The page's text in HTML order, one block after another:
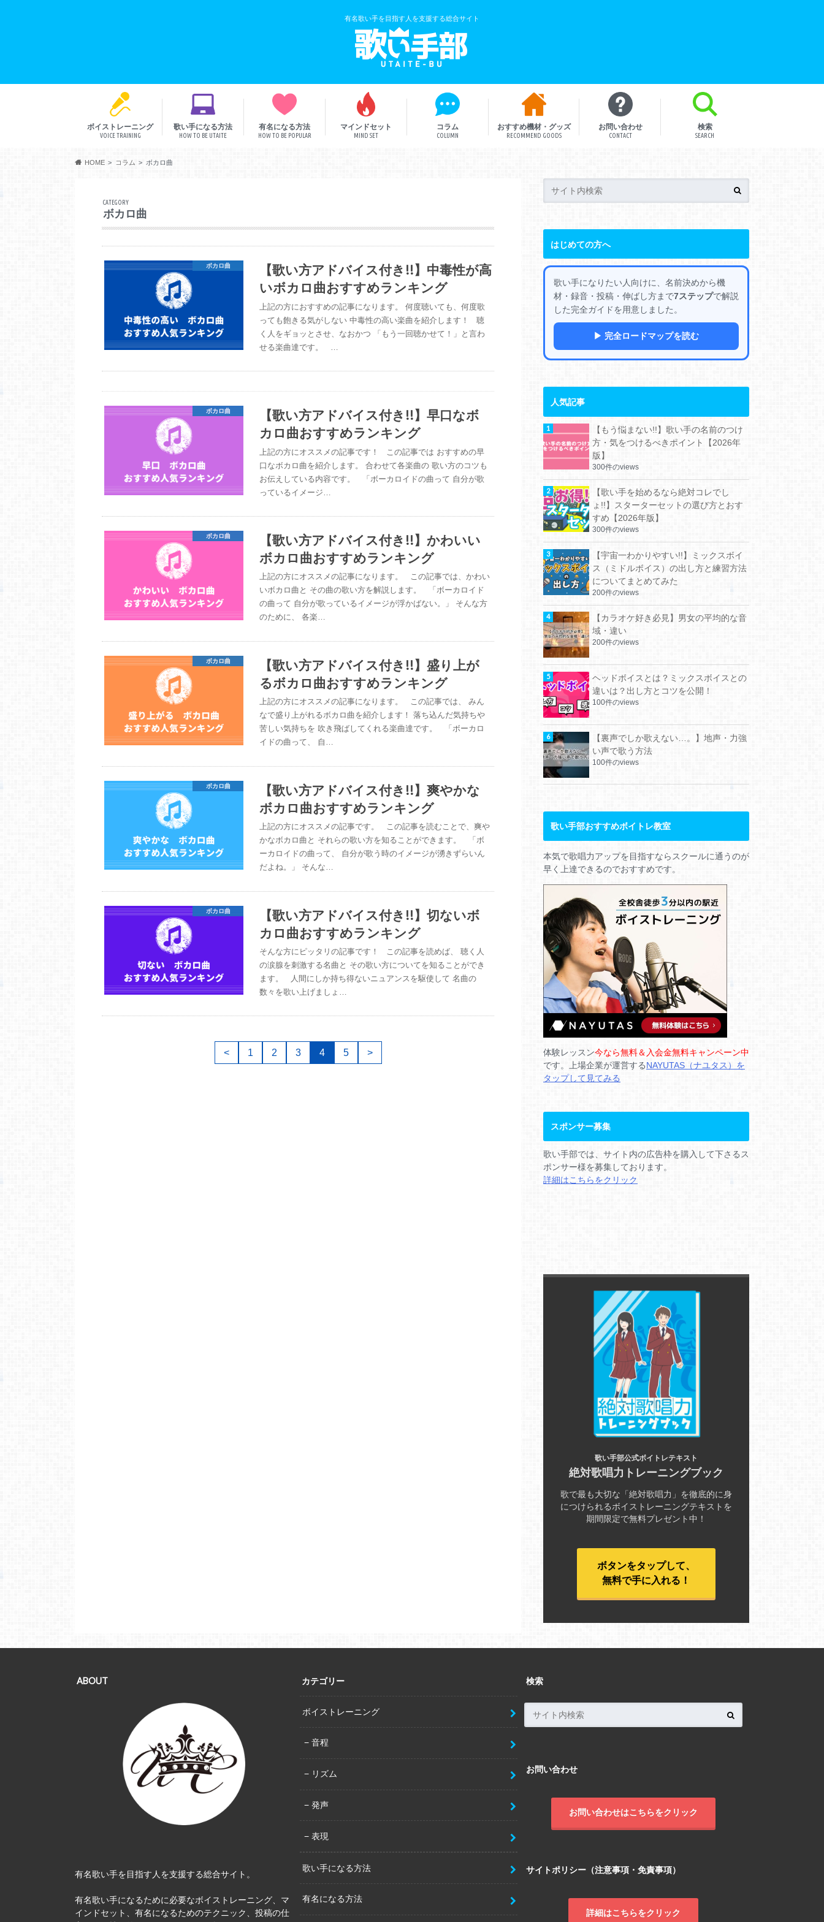
有名歌い手を目指す人を支援する総合サイト
ボイストレーニング
VOICE TRAINING
歌い手になる方法
HOW TO BE UTAITE
有名になる方法
HOW TO BE POPULAR
マインドセット
MIND SET
コラム
COLUMN
おすすめ機材・グッズ
RECOMMEND GOODS
お問い合わせ
CONTACT
検索
SEARCH
HOME コラム ボカロ曲
CATEGORY
ボカロ曲
ボカロ曲
【歌い方アドバイス付き!!】中毒性が高
いボカロ曲おすすめランキング
上記の方におすすめの記事になります。 何度聴いても、何度歌
っても飽きる気がしない 中毒性の高い楽曲を紹介します！ 聴
く人をギョッとさせ、なおかつ 「もう一回聴かせて！」と言わ
せる楽曲達です。 …
ボカロ曲
【歌い方アドバイス付き!!】早口なボ
カロ曲おすすめランキング
上記の方にオススメの記事です！ この記事では おすすめの早
口なボカロ曲を紹介します。 合わせて各楽曲の 歌い方のコツも
お伝えしている内容です。 「ボーカロイドの曲って 自分が歌
っているイメージ…
ボカロ曲
【歌い方アドバイス付き!!】かわいい
ボカロ曲おすすめランキング
上記の方にオススメの記事になります。 この記事では、かわい
いボカロ曲と その曲の歌い方を解説します。 「ボーカロイド
の曲って 自分が歌っているイメージが浮かばない。」 そんな方
のために、 各楽…
ボカロ曲
【歌い方アドバイス付き!!】盛り上が
るボカロ曲おすすめランキング
上記の方にオススメの記事になります。 この記事では、 みん
なで盛り上がれるボカロ曲を紹介します！ 落ち込んだ気持ちや
苦しい気持ちを 吹き飛ばしてくれる楽曲達です。 「ボーカロ
イドの曲って、 自…
ボカロ曲
【歌い方アドバイス付き!!】爽やかな
ボカロ曲おすすめランキング
上記の方にオススメの記事です。 この記事を読むことで、爽や
かなボカロ曲と それらの歌い方を知ることができます。 「ボ
ーカロイドの曲って、 自分が歌う時のイメージが湧きずらいん
だよね。」 そんな…
ボカロ曲
【歌い方アドバイス付き!!】切ないボ
カロ曲おすすめランキング
そんな方にピッタリの記事です！ この記事を読めば、 聴く人
の涙腺を刺激する名曲と その歌い方についてを知ることができ
ます。 人間にしか持ち得ないニュアンスを駆使して 名曲の
数々を歌い上げましょ…
< 1 2 3 4 5 >
はじめての方へ
歌い手になりたい人向けに、名前決めから機
材・録音・投稿・伸ばし方まで7ステップで解説
した完全ガイドを用意しました。
▶ 完全ロードマップを読む
人気記事
【もう悩まない!!】歌い手の名前のつけ
方・気をつけるべきポイント【2026年
版】
300件のviews
【歌い手を始めるなら絶対コレでし
ょ!!】スターターセットの選び方とおす
すめ【2026年版】
300件のviews
【宇宙一わかりやすい!!】ミックスボイ
ス（ミドルボイス）の出し方と練習方法
についてまとめてみた
200件のviews
【カラオケ好き必見】男女の平均的な音
域・違い
200件のviews
ヘッドボイスとは？ミックスボイスとの
違いは？出し方とコツを公開！
100件のviews
【裏声でしか歌えない…。】地声・力強
い声で歌う方法
100件のviews
歌い手部おすすめボイトレ教室
本気で歌唱力アップを目指すならスクールに通うのが
早く上達できるのでおすすめです。
体験レッスン今なら無料＆入会金無料キャンペーン中
です。上場企業が運営するNAYUTAS（ナユタス）を
タップして見てみる
スポンサー募集
歌い手部では、サイト内の広告枠を購入して下さるス
ポンサー様を募集しております。
詳細はこちらをクリック
歌い手部公式ボイトレテキスト
絶対歌唱力トレーニングブック
歌で最も大切な「絶対歌唱力」を徹底的に身
につけられるボイストレーニングテキストを
期間限定で無料プレゼント中！
ボタンをタップして、
無料で手に入れる！
ABOUT
有名歌い手を目指す人を支援する総合サイト。
有名歌い手になるために必要なボイストレーニング、マ
インドセット、有名になるためのテクニック、投稿の仕
カテゴリー
ボイストレーニング
音程
リズム
発声
表現
歌い手になる方法
有名になる方法
検索
お問い合わせ
お問い合わせはこちらをクリック
サイトポリシー（注意事項・免責事項）
詳細はこちらをクリック